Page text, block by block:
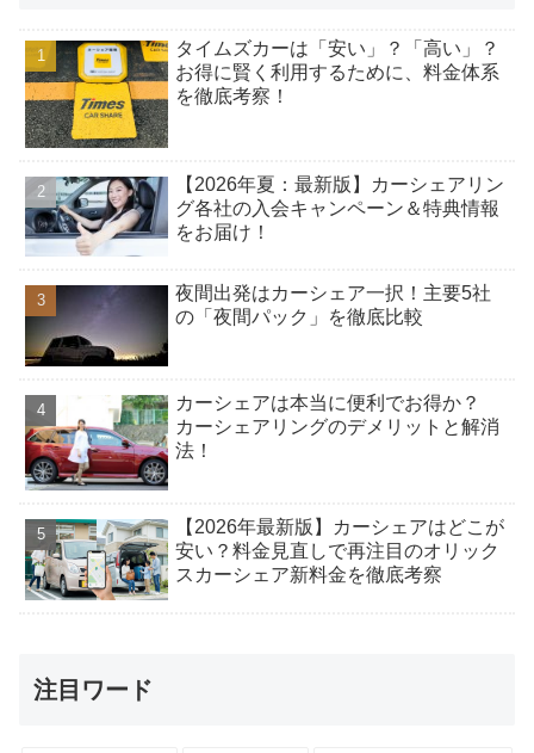
タイムズカーは「安い」？「高い」？
お得に賢く利用するために、料金体系
を徹底考察！
【2026年夏：最新版】カーシェアリン
グ各社の入会キャンペーン＆特典情報
をお届け！
夜間出発はカーシェア一択！主要5社
の「夜間パック」を徹底比較
カーシェアは本当に便利でお得か？
カーシェアリングのデメリットと解消
法！
【2026年最新版】カーシェアはどこが
安い？料金見直しで再注目のオリック
スカーシェア新料金を徹底考察
注目ワード